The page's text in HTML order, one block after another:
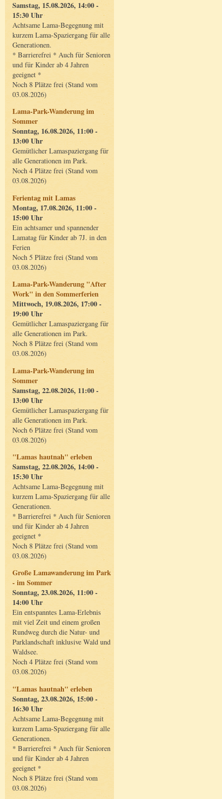
Samstag, 15.08.2026, 14:00 -
15:30 Uhr
Achtsame Lama-Begegnung mit
kurzem Lama-Spaziergang für alle
Generationen.
* Barrierefrei * Auch für Senioren
und für Kinder ab 4 Jahren
geeignet *
Noch 8 Plätze frei (Stand vom
03.08.2026)
Lama-Park-Wanderung im
Sommer
Sonntag, 16.08.2026, 11:00 -
13:00 Uhr
Gemütlicher Lamaspaziergang für
alle Generationen im Park.
Noch 4 Plätze frei (Stand vom
03.08.2026)
Ferientag mit Lamas
Montag, 17.08.2026, 11:00 -
15:00 Uhr
Ein achtsamer und spannender
Lamatag für Kinder ab 7J. in den
Ferien
Noch 5 Plätze frei (Stand vom
03.08.2026)
Lama-Park-Wanderung "After
Work" in den Sommerferien
Mittwoch, 19.08.2026, 17:00 -
19:00 Uhr
Gemütlicher Lamaspaziergang für
alle Generationen im Park.
Noch 8 Plätze frei (Stand vom
03.08.2026)
Lama-Park-Wanderung im
Sommer
Samstag, 22.08.2026, 11:00 -
13:00 Uhr
Gemütlicher Lamaspaziergang für
alle Generationen im Park.
Noch 6 Plätze frei (Stand vom
03.08.2026)
"Lamas hautnah" erleben
Samstag, 22.08.2026, 14:00 -
15:30 Uhr
Achtsame Lama-Begegnung mit
kurzem Lama-Spaziergang für alle
Generationen.
* Barrierefrei * Auch für Senioren
und für Kinder ab 4 Jahren
geeignet *
Noch 8 Plätze frei (Stand vom
03.08.2026)
Große Lamawanderung im Park
- im Sommer
Sonntag, 23.08.2026, 11:00 -
14:00 Uhr
Ein entspanntes Lama-Erlebnis
mit viel Zeit und einem großen
Rundweg durch die Natur- und
Parklandschaft inklusive Wald und
Waldsee.
Noch 4 Plätze frei (Stand vom
03.08.2026)
"Lamas hautnah" erleben
Sonntag, 23.08.2026, 15:00 -
16:30 Uhr
Achtsame Lama-Begegnung mit
kurzem Lama-Spaziergang für alle
Generationen.
* Barrierefrei * Auch für Senioren
und für Kinder ab 4 Jahren
geeignet *
Noch 8 Plätze frei (Stand vom
03.08.2026)